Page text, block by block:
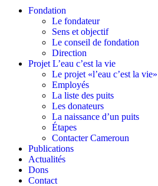
Fondation
Le fondateur
Sens et objectif
Le conseil de fondation
Direction
Projet L’eau c’est la vie
Le projet «l’eau c’est la vie»
Employés
La liste des puits
Les donateurs
La naissance d’un puits
Étapes
Contacter Cameroun
Publications
Actualités
Dons
Contact